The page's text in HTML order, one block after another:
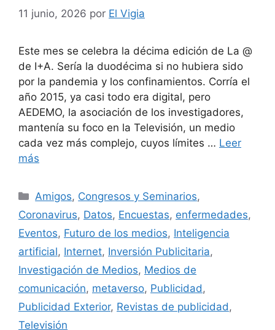
11 junio, 2026 por El Vigia
Este mes se celebra la décima edición de La @
de I+A. Sería la duodécima si no hubiera sido
por la pandemia y los confinamientos. Corría el
año 2015, ya casi todo era digital, pero
AEDEMO, la asociación de los investigadores,
mantenía su foco en la Televisión, un medio
cada vez más complejo, cuyos límites … Leer
más
Categorías
Amigos, Congresos y Seminarios,
Coronavirus, Datos, Encuestas, enfermedades,
Eventos, Futuro de los medios, Inteligencia
artificial, Internet, Inversión Publicitaria,
Investigación de Medios, Medios de
comunicación, metaverso, Publicidad,
Publicidad Exterior, Revistas de publicidad,
Televisión